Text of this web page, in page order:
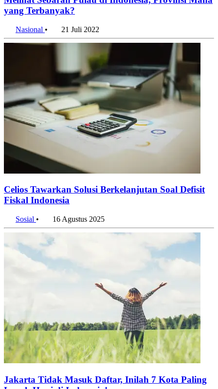
Melihat Sebaran Pulau di Indonesia, Provinsi Mana
yang Terbanyak?
Nasional• 21 Juli 2022
Celios Tawarkan Solusi Berkelanjutan Soal Defisit
Sosial• 16 Agustus 2025